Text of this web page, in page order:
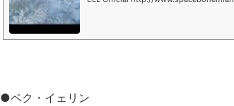
●ペク・イェリン